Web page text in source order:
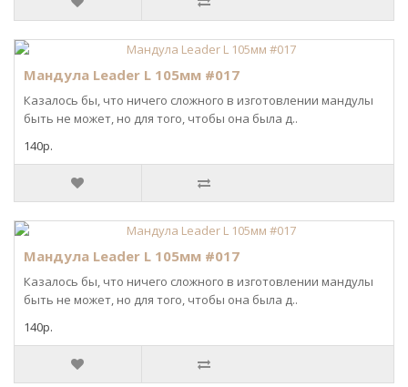
Мандула Leader L 105мм #017
Казалось бы, что ничего сложного в изготовлении мандулы
быть не может, но для того, чтобы она была д..
140р.
Мандула Leader L 105мм #017
Казалось бы, что ничего сложного в изготовлении мандулы
быть не может, но для того, чтобы она была д..
140р.